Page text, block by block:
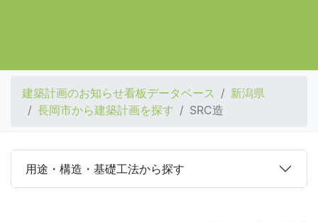
建築計画のお知らせ看板データベース
新潟県
長岡市から建築計画を探す
SRC造
用途・構造・基礎工法から探す